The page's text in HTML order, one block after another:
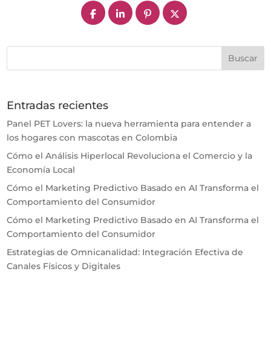
Entradas recientes
Panel PET Lovers: la nueva herramienta para entender a
los hogares con mascotas en Colombia
Cómo el Análisis Hiperlocal Revoluciona el Comercio y la
Economía Local
Cómo el Marketing Predictivo Basado en AI Transforma el
Comportamiento del Consumidor
Cómo el Marketing Predictivo Basado en AI Transforma el
Comportamiento del Consumidor
Estrategias de Omnicanalidad: Integración Efectiva de
Canales Físicos y Digitales